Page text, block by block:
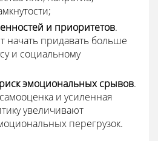
и приоритетов.
начать придавать больше
и социальному
эмоциональных срывов.
и усиленная
увеличивают
перегрузок.